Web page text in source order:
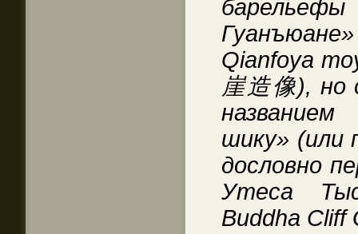
Qianfoya
崖造像), но
шику» (или
дословно
Утеса
Buddha Cliff